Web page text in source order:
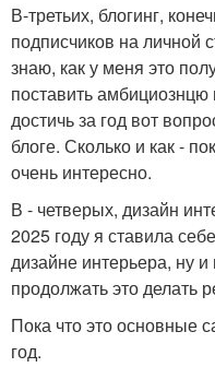
В-третьих, блогинг,
подписчиков на личной
знаю, как у меня это
поставить
достичь за год вот
блоге. Сколько и как -
очень интересно.
В - четверых, дизайн
2025 году я ставила
дизайне интерьера, ну
продолжать это делать
Пока что это основные
год.